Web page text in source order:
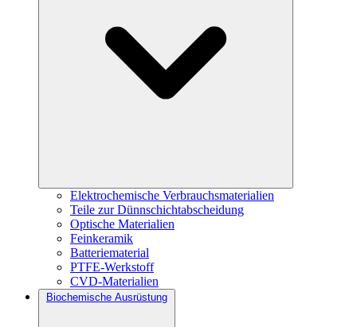
Elektrochemische Verbrauchsmaterialien
Teile zur Dünnschichtabscheidung
Optische Materialien
Feinkeramik
Batteriematerial
PTFE-Werkstoff
CVD-Materialien
Biochemische Ausrüstung